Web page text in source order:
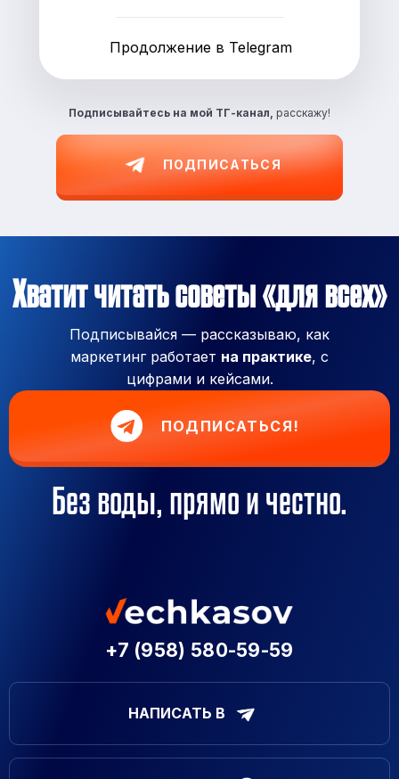
Подписывайтесь на мой ТГ-канал, расскажу!
ПОДПИСАТЬСЯ
Продолжение в Telegram
Хватит читать советы «для всех»
Подписывайся — рассказываю, как
маркетинг работает на практике, с
цифрами и кейсами.
ПОДПИСАТЬСЯ!
Без воды, прямо и честно.
+7 (958) 580-59-59
НАПИСАТЬ В